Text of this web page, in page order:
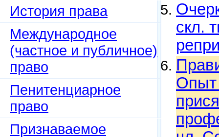
История права
Международное
(частное и публичное)
право
Пенитенциарное
право
Признаваемое
скл.
Опыт